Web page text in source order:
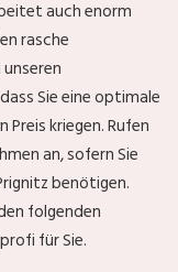
auch enorm
rasche
Sie eine optimale
kriegen. Rufen
an, sofern Sie
benötigen.
folgenden
für Sie.